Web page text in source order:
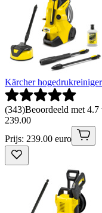
Kärcher
(343)Beoordeeld met
239.00
Prijs: 239.00 euro